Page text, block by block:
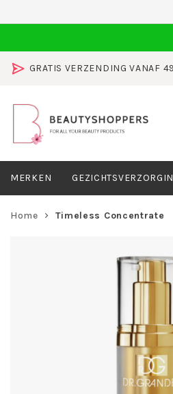
GRATIS VERZENDING VANAF
MERKEN
Home Timeless Concentrate